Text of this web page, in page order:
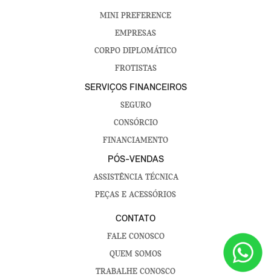
MINI PREFERENCE
EMPRESAS
CORPO DIPLOMÁTICO
FROTISTAS
SERVIÇOS FINANCEIROS
SEGURO
CONSÓRCIO
FINANCIAMENTO
PÓS-VENDAS
ASSISTÊNCIA TÉCNICA
PEÇAS E ACESSÓRIOS
CONTATO
FALE CONOSCO
QUEM SOMOS
TRABALHE CONOSCO